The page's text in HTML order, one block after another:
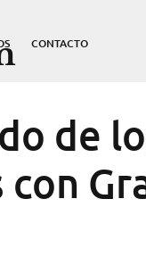
CONTACTO
de